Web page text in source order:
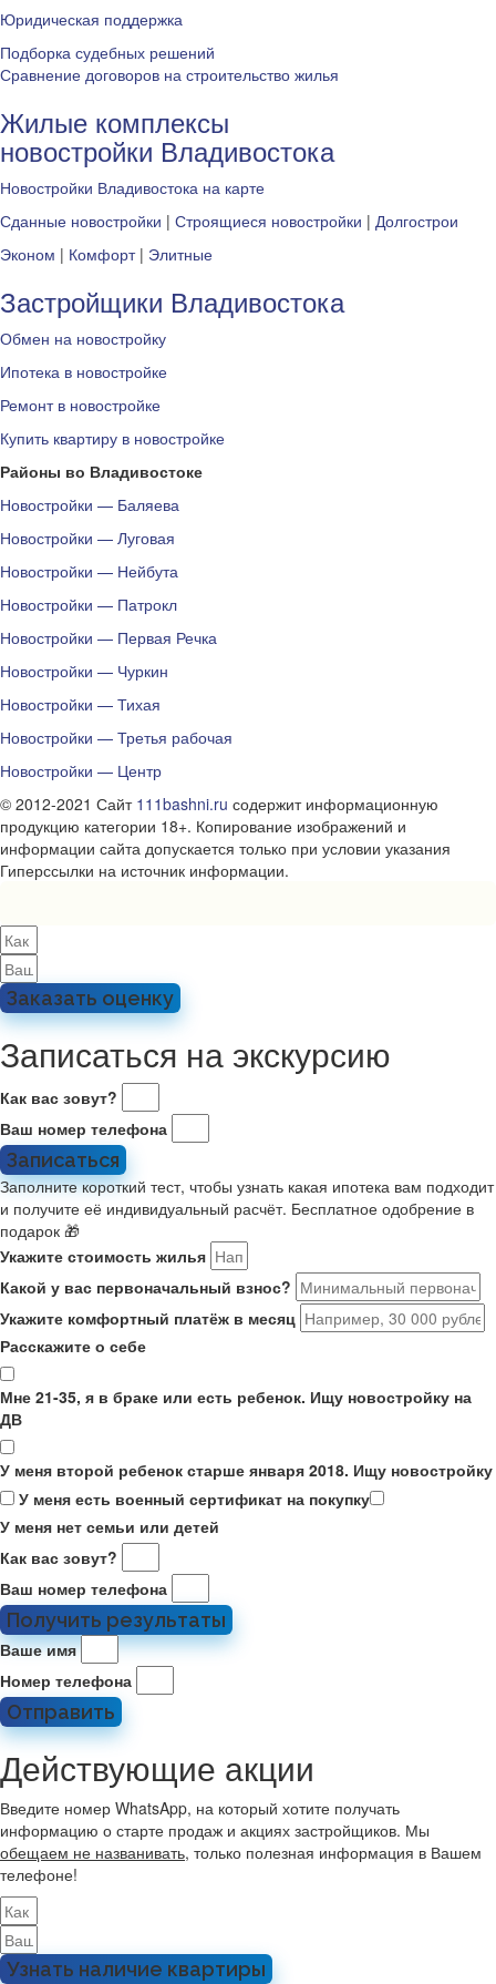
Юридическая поддержка
Подборка судебных решений
Сравнение договоров на строительство жилья
Жилые комплексы
новостройки Владивостока
Новостройки Владивостока на карте
Сданные новостройки | Строящиеся новостройки | Долгострои
Эконом | Комфорт| Элитные
Застройщики Владивостока
Обмен на новостройку
Ипотека в новостройке
Ремонт в новостройке
Купить квартиру в новостройке
Районы во Владивостоке
Новостройки — Баляева
Новостройки — Луговая
Новостройки — Нейбута
Новостройки — Патрокл
Новостройки — Первая Речка
Новостройки — Чуркин
Новостройки — Тихая
Новостройки — Третья рабочая
Новостройки — Центр
© 2012-2021 Сайт 111bashni.ru содержит информационную
продукцию категории 18+. Копирование изображений и
информации сайта допускается только при условии указания
Гиперссылки на источник информации.
Заказать оценку
Записаться на экскурсию
Как вас зовут?
Ваш номер телефона
Записаться
Заполните короткий тест, чтобы узнать какая ипотека вам подходит
и получите её индивидуальный расчёт. Бесплатное одобрение в
подарок 🎁
Укажите стоимость жилья
Какой у вас первоначальный взнос?
Укажите комфортный платёж в месяц
Расскажите о себе
Мне 21-35, я в браке или есть ребенок. Ищу новостройку на
ДВ
У меня второй ребенок старше января 2018. Ищу новостройку
У меня есть военный сертификат на покупку
У меня нет семьи или детей
Как вас зовут?
Ваш номер телефона
Получить результаты
Ваше имя
Номер телефона
Отправить
Действующие акции
Введите номер WhatsApp, на который хотите получать
информацию о старте продаж и акциях застройщиков. Мы
обещаем не названивать, только полезная информация в Вашем
телефоне!
Узнать наличие квартиры